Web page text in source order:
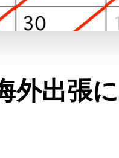
外出張